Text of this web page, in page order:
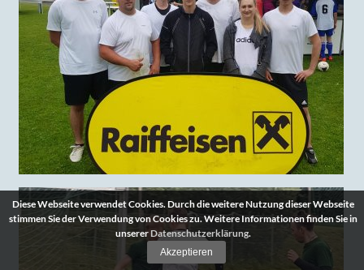
Diese Webseite verwendet Cookies. Durch die weitere Nutzung dieser Webseite
stimmen Sie der Verwendung von Cookies zu. Weitere Informationen finden Sie in
unsererDatenschutzerklärung.
Akzeptieren